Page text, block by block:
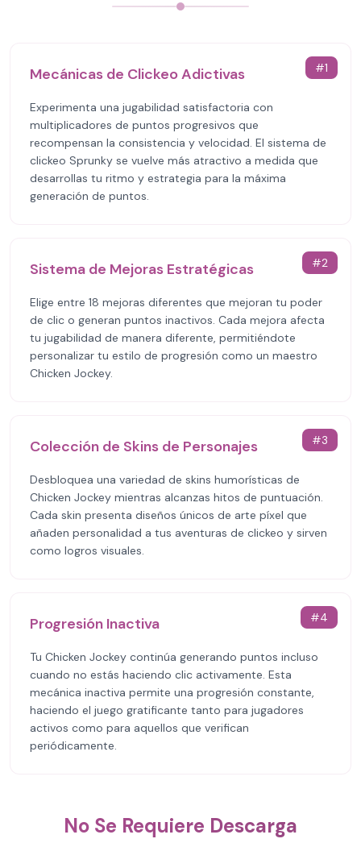
#1
Mecánicas de Clickeo Adictivas
Experimenta una jugabilidad satisfactoria con
multiplicadores de puntos progresivos que
recompensan la consistencia y velocidad. El sistema de
clickeo Sprunky se vuelve más atractivo a medida que
desarrollas tu ritmo y estrategia para la máxima
generación de puntos.
#2
Sistema de Mejoras Estratégicas
Elige entre 18 mejoras diferentes que mejoran tu poder
de clic o generan puntos inactivos. Cada mejora afecta
tu jugabilidad de manera diferente, permitiéndote
personalizar tu estilo de progresión como un maestro
Chicken Jockey.
#3
Colección de Skins de Personajes
Desbloquea una variedad de skins humorísticas de
Chicken Jockey mientras alcanzas hitos de puntuación.
Cada skin presenta diseños únicos de arte píxel que
añaden personalidad a tus aventuras de clickeo y sirven
como logros visuales.
#4
Progresión Inactiva
Tu Chicken Jockey continúa generando puntos incluso
cuando no estás haciendo clic activamente. Esta
mecánica inactiva permite una progresión constante,
haciendo el juego gratificante tanto para jugadores
activos como para aquellos que verifican
periódicamente.
No Se Requiere Descarga